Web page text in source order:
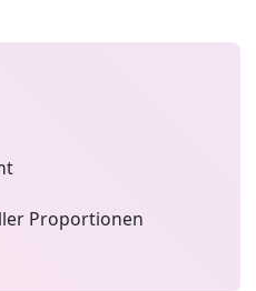
Proportionen